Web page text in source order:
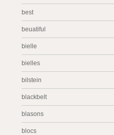
best
beuatiful
bielle
bielles
bilstein
blackbelt
blasons
blocs